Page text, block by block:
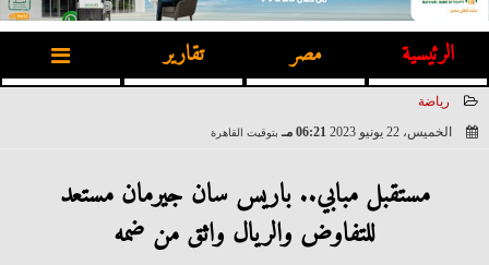
الرئيسية مصر تقارير
رياضة
الخميس، 22 يونيو 2023
06:21 مـ بتوقيت القاهرة
مستقبل مبابي.. باريس سان جيرمان مستعد
للتفاوض والريال واثق من ضمه